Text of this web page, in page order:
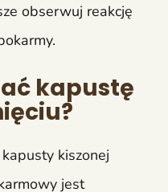
obserwuj reakcję
kapustę
kiszonej
jest